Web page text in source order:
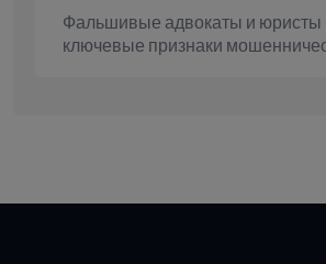
Фальшивые адвокаты и юристы
ключевые признаки